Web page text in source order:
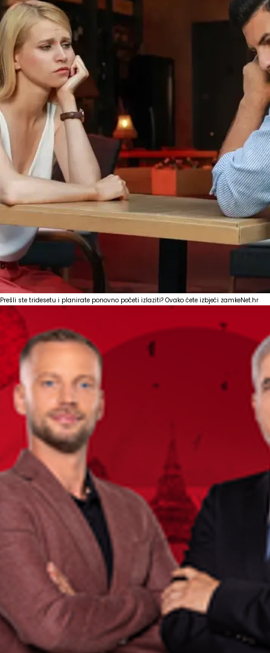
Prešli ste tridesetu i planirate ponovno početi izlaziti? Ovako ćete izbjeći zamkeNet.hr